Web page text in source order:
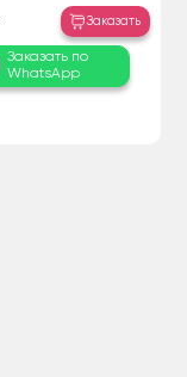
Заказать
Заказать по
WhatsApp